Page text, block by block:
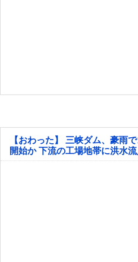
【おわった】 三峡ダム、豪雨
開始か 下流の工場地帯に洪水